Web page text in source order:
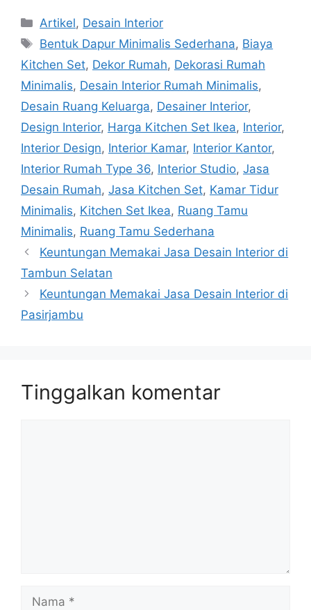
Artikel, Desain Interior
Bentuk Dapur Minimalis Sederhana, Biaya
Kitchen Set, Dekor Rumah, Dekorasi Rumah
Minimalis, Desain Interior Rumah Minimalis,
Desain Ruang Keluarga, Desainer Interior,
Design Interior, Harga Kitchen Set Ikea, Interior,
Interior Design, Interior Kamar, Interior Kantor,
Interior Rumah Type 36, Interior Studio, Jasa
Desain Rumah, Jasa Kitchen Set, Kamar Tidur
Minimalis, Kitchen Set Ikea, Ruang Tamu
Minimalis, Ruang Tamu Sederhana
Keuntungan Memakai Jasa Desain Interior di
Tambun Selatan
Keuntungan Memakai Jasa Desain Interior di
Pasirjambu
Tinggalkan komentar